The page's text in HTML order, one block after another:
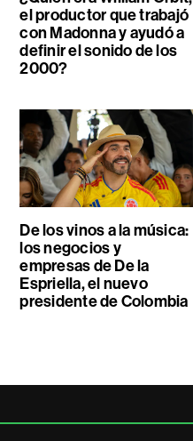
el productor que trabajó
con Madonna y ayudó a
definir el sonido de los
2000?
De los vinos a la música:
los negocios y
empresas de De la
Espriella, el nuevo
presidente de Colombia